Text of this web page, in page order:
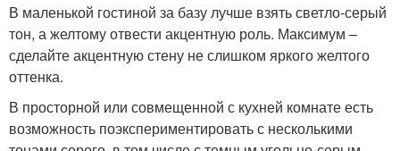
В маленькой гостиной за базу лучше взять светло-серый
тон, а желтому отвести акцентную роль. Максимум –
сделайте акцентную стену не слишком яркого желтого
оттенка.
В просторной или совмещенной с кухней комнате есть
возможность поэкспериментировать с несколькими